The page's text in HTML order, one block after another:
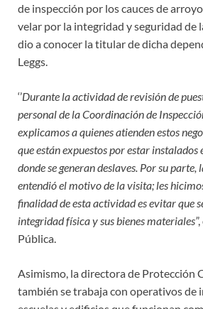
de inspección por los cauces de
velar por la integridad y seguridad de
dio a conocer la titular de dicha
Leggs.
‘’Durante la actividad de revisión de
personal de la Coordinación de
explicamos a quienes atienden estos
que están expuestos por estar
donde se generan deslaves. Por su parte,
entendió el motivo de la visita; les
finalidad de esta actividad es evitar que
integridad física y sus bienes materiales’
Pública.
Asimismo, la directora de Protección
también se trabaja con operativos de